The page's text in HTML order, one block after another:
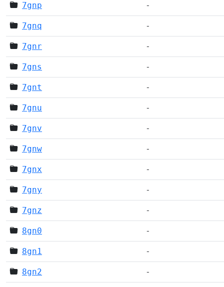
7gnp -
7gnq -
7gnr -
7gns -
7gnt -
7gnu -
7gnv -
7gnw -
7gnx -
7gny -
7gnz -
8gn0 -
8gn1 -
8gn2 -